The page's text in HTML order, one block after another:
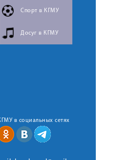
Спорт в КГМУ
Досуг в КГМУ
в социальных сетях